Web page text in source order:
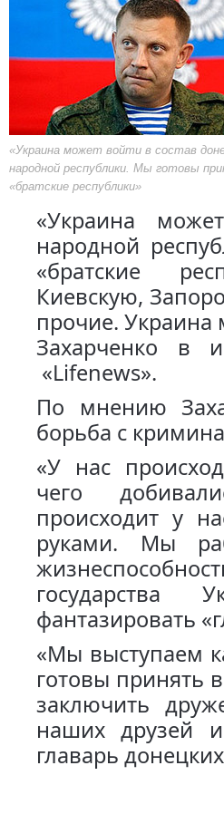
«Украина может войти в состав
народной республики. Мы готовы
«братские республики»
«Украина
народной
«братские
Киевскую,
прочие. Украина
Захарченко в
«Lifenews».
По мнению
борьба с
«У нас
чего
происходит у
руками. Мы
фантазировать
«Мы выступаем
готовы принять
заключить
наших друзей
главарь